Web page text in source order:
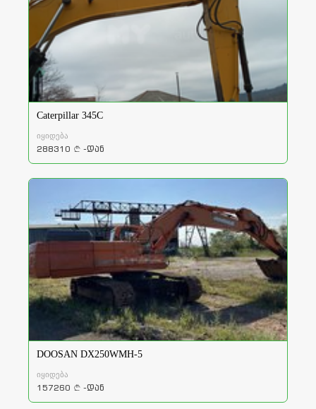
Caterpillar 345C
იყიდება
288310 a -დან
DOOSAN DX250WMH-5
იყიდება
157260 a -დან